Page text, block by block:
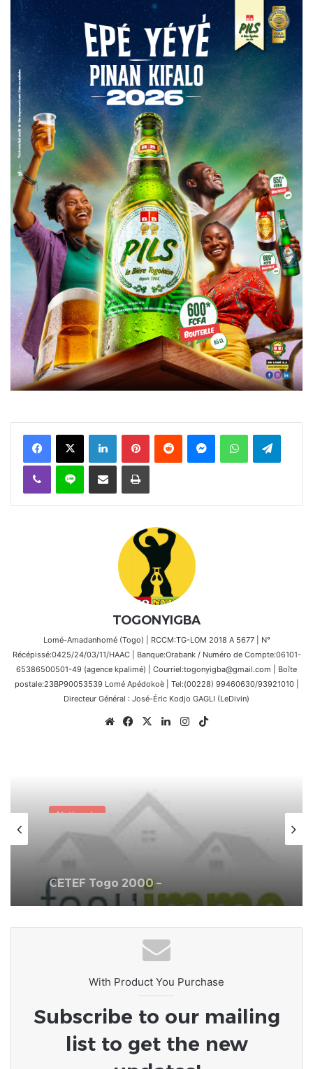
FacebookX Linkedin PinterestReddit MessengerWhatsAppTelegram
Viber Ligne Partager par email Imprimer
TOGONYIGBA
Lomé-Amadanhomé (Togo) | RCCM:TG-LOM 2018 A 5677 | N°
Récépissé:0425/24/03/11/HAAC | Banque:Orabank / Numéro de Compte:06101-
65386500501-49 (agence kpalimé) | Courriel:togonyigba@gmail.com | Boîte
postale:23BP90053539 Lomé Apédokoè | Tel:(00228) 99460630/93921010 |
Directeur Général : José-Éric Kodjo GAGLI (LeDivin)
WebsiteFacebook
X LinkedinInstagram
Nationale
CETEF Togo 2000 –
(FEST’IMMO/SOLARDAYZ : un franc
de l’immobilier et de l’habitat
With Product You Purchase
Subscribe to our mailing
list to get the new